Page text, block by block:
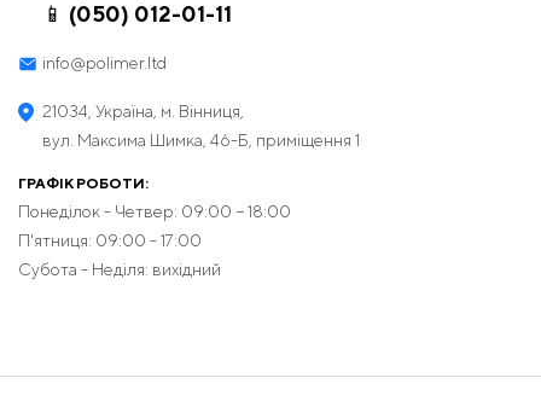
📱 (050) 012-01-11
info@polimer.ltd
21034, Україна, м. Вінниця,
вул. Максима Шимка, 46-Б, приміщення 1
ГРАФІК РОБОТИ:
Понеділок - Четвер: 09:00 − 18:00
П'ятниця: 09:00 - 17:00
Субота - Неділя: вихідний